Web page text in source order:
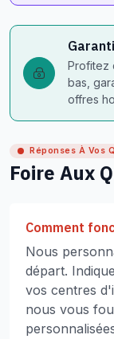
Profitez
bas,
offres
Réponses À Vos
Foire Aux
Comment
Nous
départ.
vos centres
nous vous